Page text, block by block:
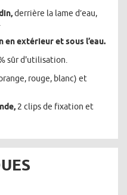
derrière la lame d’eau,
extérieur et sous l’eau.
sûr d'utilisation.
rouge, blanc) et
2 clips de fixation et